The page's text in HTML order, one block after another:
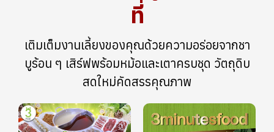
ที่
เติมเต็มงานเลี้ยงของคุณด้วยความอร่อยจากชา
บูร้อน ๆ เสิร์ฟพร้อมหม้อและเตาครบชุด วัตถุดิบ
สดใหม่คัดสรรคุณภาพ